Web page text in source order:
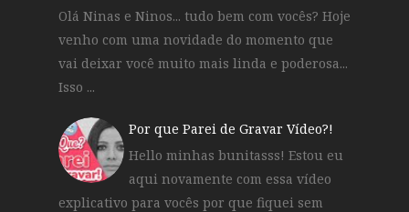
Olá Ninas e Ninos... tudo bem com vocês? Hoje
venho com uma novidade do momento que
vai deixar você muito mais linda e poderosa...
Isso ...
Por que Parei de Gravar Vídeo?!
Hello minhas bunitasss! Estou eu
aqui novamente com essa vídeo
explicativo para vocês por que fiquei sem